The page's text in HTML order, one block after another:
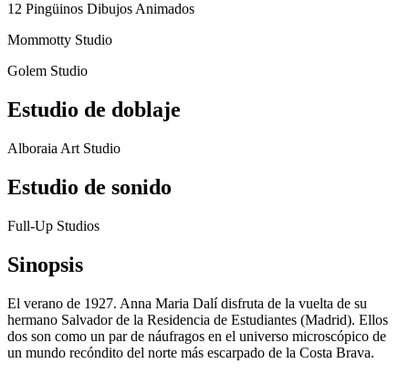
12 Pingüinos Dibujos Animados
Mommotty Studio
Golem Studio
Estudio de doblaje
Alboraia Art Studio
Estudio de sonido
Full-Up Studios
Sinopsis
El verano de 1927. Anna Maria Dalí disfruta de la vuelta de su
hermano Salvador de la Residencia de Estudiantes (Madrid). Ellos
dos son como un par de náufragos en el universo microscópico de
un mundo recóndito del norte más escarpado de la Costa Brava.